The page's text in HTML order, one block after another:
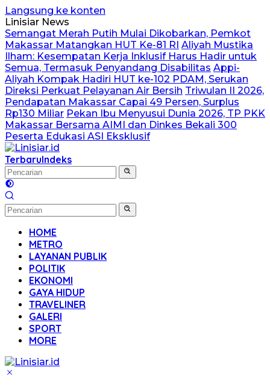
Langsung ke konten
Linisiar News
Semangat Merah Putih Mulai Dikobarkan, Pemkot
Makassar Matangkan HUT Ke-81 RI Aliyah Mustika
Ilham: Kesempatan Kerja Inklusif Harus Hadir untuk
Semua, Termasuk Penyandang Disabilitas Appi-
Aliyah Kompak Hadiri HUT ke-102 PDAM, Serukan
Direksi Perkuat Pelayanan Air Bersih Triwulan II 2026,
Pendapatan Makassar Capai 49 Persen, Surplus
Rp130 Miliar Pekan Ibu Menyusui Dunia 2026, TP PKK
Makassar Bersama AIMI dan Dinkes Bekali 300
Peserta Edukasi ASI Eksklusif
TerbaruIndeks
HOME
METRO
LAYANAN PUBLIK
POLITIK
EKONOMI
GAYA HIDUP
TRAVELINER
GALERI
SPORT
MORE